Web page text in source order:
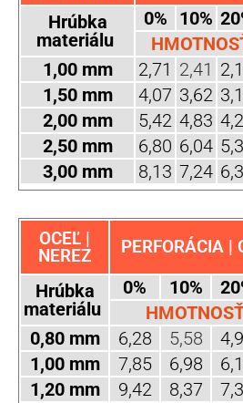
Hrúbka
materiálu
0% 10%
1,00 mm
2,71 2,41
1,50 mm
4,07 3,62
2,00 mm
5,42 4,83
2,50 mm
6,80 6,04
3,00 mm
8,13 7,24
OCEĽ |
NEREZ
PERFORÁCIA |
Hrúbka
materiálu
0% 10%
0,80 mm
6,28 5,58
1,00 mm
7,85 6,98
1,20 mm
9,42 8,37